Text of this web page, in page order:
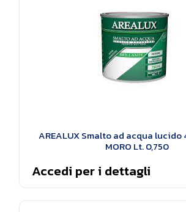
AREALUX Smalto ad acqua lucido
MORO Lt. 0,750
Accedi per i dettagli